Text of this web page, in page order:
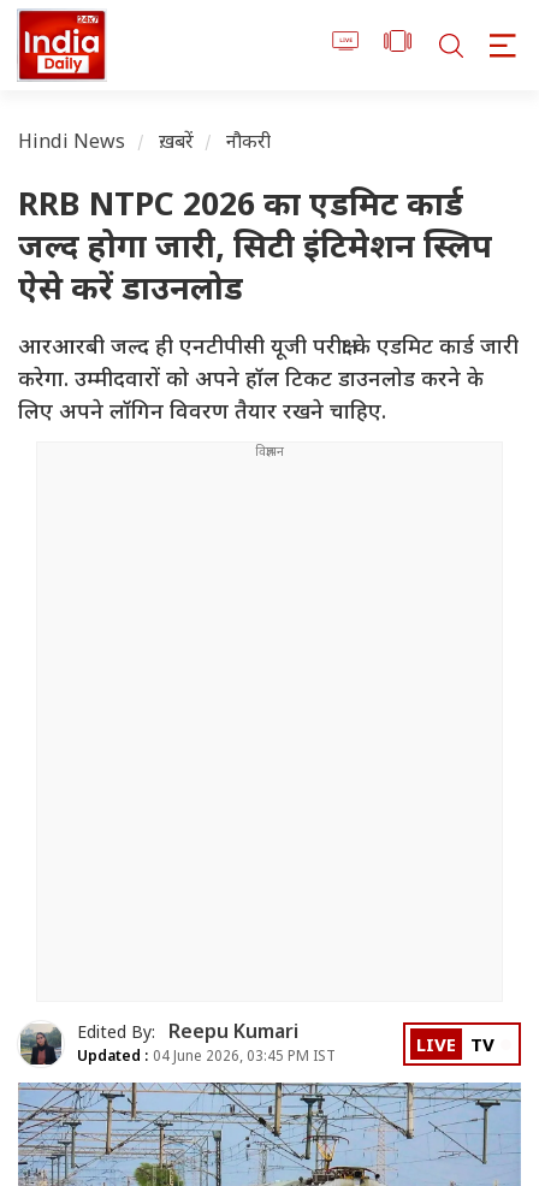
Hindi News ख़बरें नौकरी
RRB NTPC 2026 का एडमिट कार्ड
जल्द होगा जारी, सिटी इंटिमेशन स्लिप
ऐसे करें डाउनलोड
आरआरबी जल्द ही एनटीपीसी यूजी परीक्षा के एडमिट कार्ड जारी
करेगा. उम्मीदवारों को अपने हॉल टिकट डाउनलोड करने के
लिए अपने लॉगिन विवरण तैयार रखने चाहिए.
Edited By: Reepu Kumari
Updated : 04 June 2026, 03:45 PM IST LIVE TV